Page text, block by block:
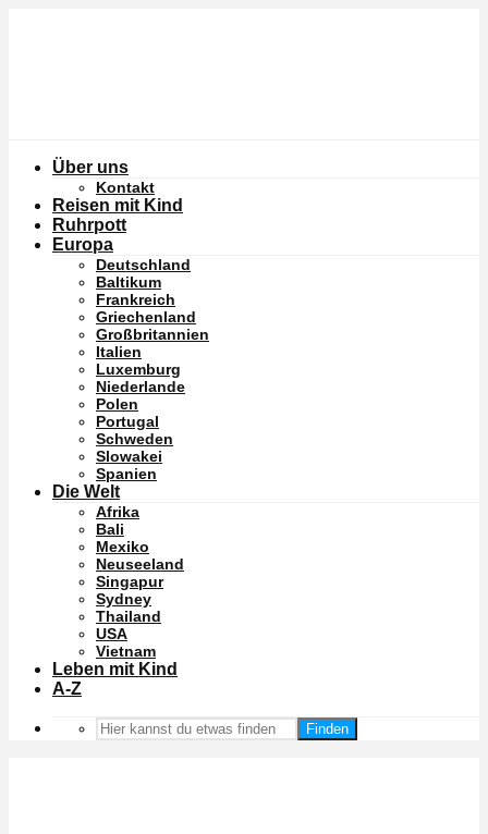
Über uns
Kontakt
Reisen mit Kind
Ruhrpott
Europa
Deutschland
Baltikum
Frankreich
Griechenland
Großbritannien
Italien
Luxemburg
Niederlande
Polen
Portugal
Schweden
Slowakei
Spanien
Die Welt
Afrika
Bali
Mexiko
Neuseeland
Singapur
Sydney
Thailand
USA
Vietnam
Leben mit Kind
A-Z
Finden